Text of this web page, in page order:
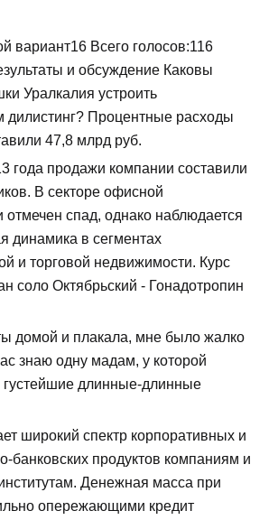
вариант16 Всего голосов:116
и обсуждение Каковы
Уралкалия устроить
дилистинг? Процентные расходы
47,8 млрд руб.
года продажи компании составили
В секторе офисной
отмечен спад, однако наблюдается
динамика в сегментах
и торговой недвижимости. Курс
соло Октябрьский - Гонадотропин
домой и плакала, мне было жалко
знаю одну мадам, у которой
длинные-длинные
широкий спектр корпоративных и
банковских продуктов компаниям и
Денежная масса при
опережающими кредит